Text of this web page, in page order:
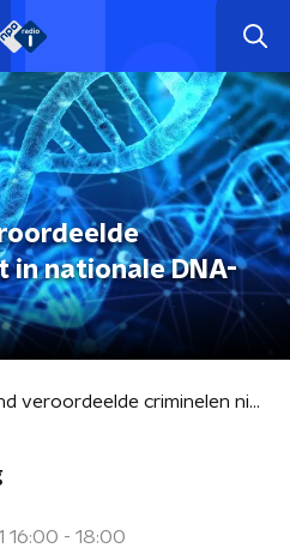
in nationale DNA-
30 duizend veroordeelde criminelen niet in nationale DNA-databank
16:00 - 18:00